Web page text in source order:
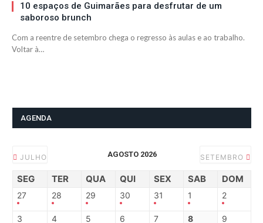
10 espaços de Guimarães para desfrutar de um
saboroso brunch
Com a reentre de setembro chega o regresso às aulas e ao trabalho.
Voltar à…
AGENDA
JULHO AGOSTO 2026 SETEMBRO
SEG TER QUA QUI SEX SAB DOM
27 28 29 30 31 1 2
3 4 5 6 7 8 9